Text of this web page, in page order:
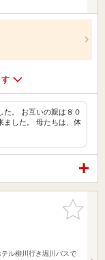
た。 お互いの親は８０
ました。 母たちは、体
お気に入
りに追加
ル柳川行き堀川バスで